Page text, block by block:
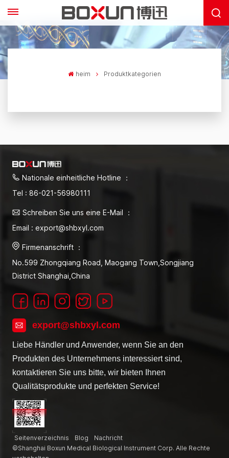
heim Produktkategorien
Nationale einheitliche Hotline ：
Tel : 86-021-56980111
Schreiben Sie uns eine E-Mail ：
Email : export@shbxyl.com
Firmenanschrift ：
No.599 Zhongqiang Road, Maogang Town,Songjiang
District Shanghai,China
export@shbxyl.com
Liebe Händler und Anwender, wenn Sie an den
Produkten des Unternehmens interessiert sind,
kontaktieren Sie uns bitte, wir bieten Ihnen
Qualitätsprodukte und perfekten Service!
Seitenverzeichnis Blog
Nachricht
©Shanghai Boxun Medical Biological Instrument Corp. Alle Rechte